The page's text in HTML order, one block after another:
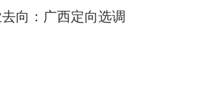
向：广西定向选调